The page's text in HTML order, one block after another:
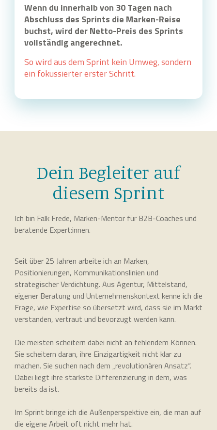
Wenn du innerhalb von 30 Tagen nach
Abschluss des Sprints die Marken-Reise
buchst, wird der Netto-Preis des Sprints
vollständig angerechnet.
So wird aus dem Sprint kein Umweg, sondern
ein fokussierter erster Schritt.
Dein Begleiter auf
diesem Sprint
Ich bin Falk Frede, Marken-Mentor für B2B-Coaches und
beratende Expert:innen.
Seit über 25 Jahren arbeite ich an Marken,
Positionierungen, Kommunikationslinien und
strategischer Verdichtung. Aus Agentur, Mittelstand,
eigener Beratung und Unternehmenskontext kenne ich die
Frage, wie Expertise so übersetzt wird, dass sie im Markt
verstanden, vertraut und bevorzugt werden kann.
Die meisten scheitern dabei nicht an fehlendem Können.
Sie scheitern daran, ihre Einzigartigkeit nicht klar zu
machen. Sie suchen nach dem „revolutionären Ansatz“.
Dabei liegt ihre stärkste Differenzierung in dem, was
bereits da ist.
Im Sprint bringe ich die Außenperspektive ein, die man auf
die eigene Arbeit oft nicht mehr hat.